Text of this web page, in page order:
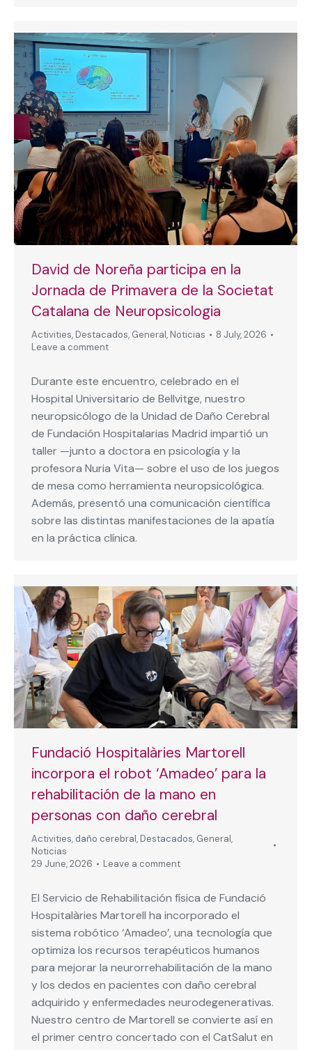
David de Noreña participa en la
Jornada de Primavera de la Societat
Catalana de Neuropsicologia
Activities, Destacados, General, Noticias
8 July, 2026
Leave a comment
Durante este encuentro, celebrado en el
Hospital Universitario de Bellvitge, nuestro
neuropsicólogo de la Unidad de Daño Cerebral
de Fundación Hospitalarias Madrid impartió un
taller —junto a doctora en psicología y la
profesora Nuria Vita— sobre el uso de los juegos
de mesa como herramienta neuropsicológica.
Además, presentó una comunicación científica
sobre las distintas manifestaciones de la apatía
en la práctica clínica.
Fundació Hospitalàries Martorell
incorpora el robot ‘Amadeo’ para la
rehabilitación de la mano en
personas con daño cerebral
Activities, daño cerebral, Destacados, General,
Noticias
29 June, 2026
Leave a comment
El Servicio de Rehabilitación física de Fundació
Hospitalàries Martorell ha incorporado el
sistema robótico ‘Amadeo’, una tecnología que
optimiza los recursos terapéuticos humanos
para mejorar la neurorrehabilitación de la mano
y los dedos en pacientes con daño cerebral
adquirido y enfermedades neurodegenerativas.
Nuestro centro de Martorell se convierte así en
el primer centro concertado con el CatSalut en